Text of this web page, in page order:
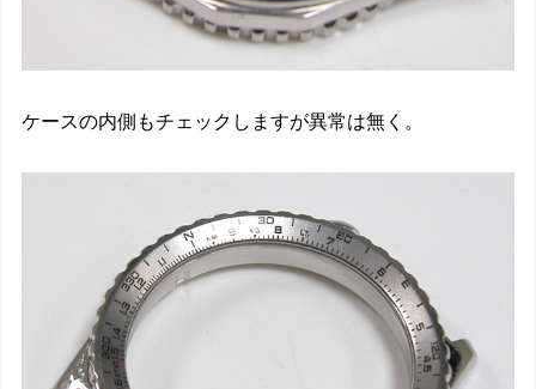
ケースの内側もチェックしますが異常は無く。